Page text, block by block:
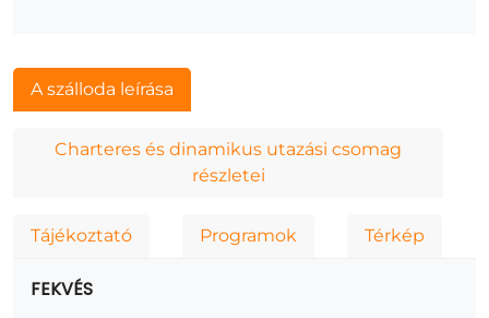
A szálloda leírása
Charteres és dinamikus utazási csomag
részletei
Tájékoztató Programok Térkép
FEKVÉS